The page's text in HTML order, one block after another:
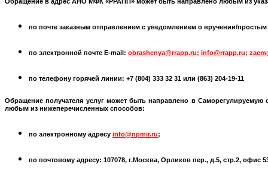
по почте заказным отправлением с уведомлением о вручении/
по электронной почте E-mail: obrashenya@rrapp.ru; info@rrapp.ru;
по телефону горячей линии: +7 (804) 333 32 31 или (863) 204-19-11
Обращение получателя услуг может быть направлено в Саморегулируемую
любым из нижеперечисленных способов:
по электронному адресу info@npmir.ru;
по почтовому адресу: 107078, г.Москва, Орликов пер., д.5, стр.2, офис